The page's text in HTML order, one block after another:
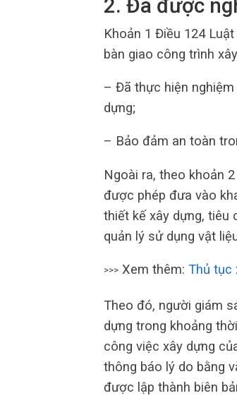
2. Đã được
Khoản 1 Điều 124
bàn giao công trình
– Đã thực hiện
dựng;
– Bảo đảm an toàn
Ngoài ra, theo khoản
được phép đưa vào
thiết kế xây dựng, tiêu
quản lý sử dụng vật
>>> Xem thêm: Thủ tục
Theo đó, người giám
dựng trong khoảng
công việc xây dựng
thông báo lý do bằng
được lập thành biên